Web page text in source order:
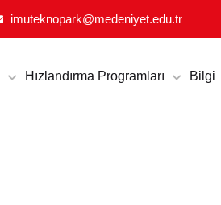
imuteknopark@medeniyet.edu.tr
Hızlandırma Programları Bilgi